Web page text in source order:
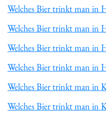
Welches Bier trinkt man in
Welches Bier trinkt man in
Welches Bier trinkt man in
Welches Bier trinkt man in
Welches Bier trinkt man in
Welches Bier trinkt man in